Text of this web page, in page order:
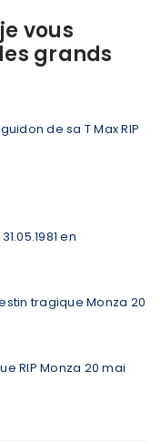
vous
grands
de sa T Max RIP
en
tragique Monza 20
RIP Monza 20 mai